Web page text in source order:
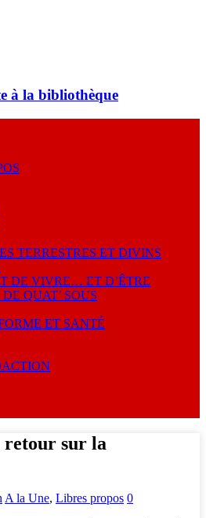
à la bibliothèque
TERRESTRES ET DIVINS
DE VIVRE… ET D’ÊTRE
QUAT’ SOUS
ET SANTÉ
retour sur la
A la Une, Libres propos 0